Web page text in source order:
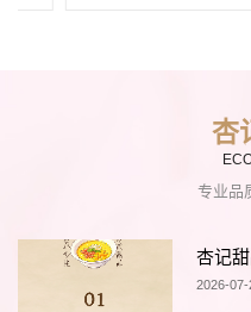
杏
专业品
2026-07-